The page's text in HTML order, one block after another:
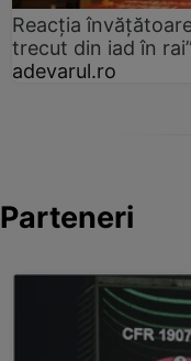
Reacția
trecut din iad în
adevarul.ro
Parteneri